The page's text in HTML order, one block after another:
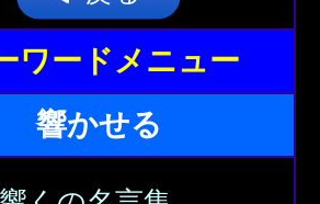
ワードメニュー
響かせる